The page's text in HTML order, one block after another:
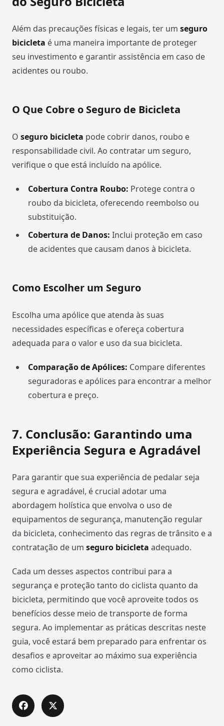
Além das precauções físicas e legais, ter um seguro
bicicleta é uma maneira importante de proteger
seu investimento e garantir assistência em caso de
acidentes ou roubo.
O Que Cobre o Seguro de Bicicleta
O seguro bicicleta pode cobrir danos, roubo e
responsabilidade civil. Ao contratar um seguro,
verifique o que está incluído na apólice.
Cobertura Contra Roubo: Protege contra o
roubo da bicicleta, oferecendo reembolso ou
substituição.
Cobertura de Danos: Inclui proteção em caso
de acidentes que causam danos à bicicleta.
Como Escolher um Seguro
Escolha uma apólice que atenda às suas
necessidades específicas e ofereça cobertura
adequada para o valor e uso da sua bicicleta.
Comparação de Apólices: Compare diferentes
seguradoras e apólices para encontrar a melhor
cobertura e preço.
7. Conclusão: Garantindo uma
Experiência Segura e Agradável
Para garantir que sua experiência de pedalar seja
segura e agradável, é crucial adotar uma
abordagem holística que envolva o uso de
equipamentos de segurança, manutenção regular
da bicicleta, conhecimento das regras de trânsito e a
contratação de um seguro bicicleta adequado.
Cada um desses aspectos contribui para a
segurança e proteção tanto do ciclista quanto da
bicicleta, permitindo que você aproveite todos os
benefícios desse meio de transporte de forma
segura. Ao implementar as práticas descritas neste
guia, você estará bem preparado para enfrentar os
desafios e aproveitar ao máximo sua experiência
como ciclista.